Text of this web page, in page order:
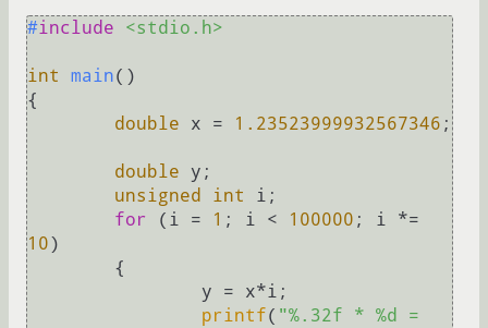
#include <stdio.h>
int main()
{
double x = 1.23523999932567346 ;
double y;
unsigned
int
i;
for
(i = 1 ; i < 100000
10)
printf( "%.32f * %d =